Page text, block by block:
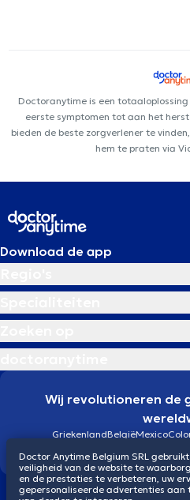
Doctoranytime is een
eerste symptomen tot aan het
bieden de beste zorgverlener te
hem te praten via
Download de app
Wij revolutioneren de
GriekenlandBelgiëMexico
Doctor Anytime Belgium SRL
veiligheid van de website te
en de prestaties te verbeteren, uw
gepersonaliseerde advertenties aan